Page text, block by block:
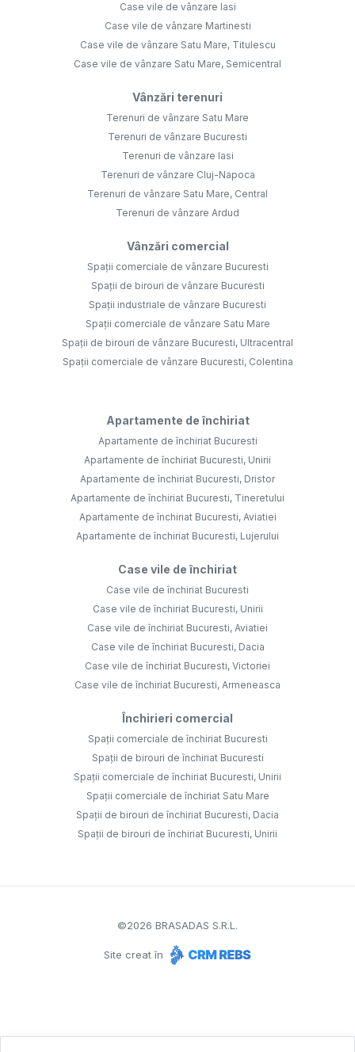
Case vile de vânzare Iasi
Case vile de vânzare Martinesti
Case vile de vânzare Satu Mare, Titulescu
Case vile de vânzare Satu Mare, Semicentral
Vânzări terenuri
Terenuri de vânzare Satu Mare
Terenuri de vânzare Bucuresti
Terenuri de vânzare Iasi
Terenuri de vânzare Cluj-Napoca
Terenuri de vânzare Satu Mare, Central
Terenuri de vânzare Ardud
Vânzări comercial
Spații comerciale de vânzare Bucuresti
Spații de birouri de vânzare Bucuresti
Spații industriale de vânzare Bucuresti
Spații comerciale de vânzare Satu Mare
Spații de birouri de vânzare Bucuresti, Ultracentral
Spații comerciale de vânzare Bucuresti, Colentina
Apartamente de închiriat
Apartamente de închiriat Bucuresti
Apartamente de închiriat Bucuresti, Unirii
Apartamente de închiriat Bucuresti, Dristor
Apartamente de închiriat Bucuresti, Tineretului
Apartamente de închiriat Bucuresti, Aviatiei
Apartamente de închiriat Bucuresti, Lujerului
Case vile de închiriat
Case vile de închiriat Bucuresti
Case vile de închiriat Bucuresti, Unirii
Case vile de închiriat Bucuresti, Aviatiei
Case vile de închiriat Bucuresti, Dacia
Case vile de închiriat Bucuresti, Victoriei
Case vile de închiriat Bucuresti, Armeneasca
Închirieri comercial
Spații comerciale de închiriat Bucuresti
Spații de birouri de închiriat Bucuresti
Spații comerciale de închiriat Bucuresti, Unirii
Spații comerciale de închiriat Satu Mare
Spații de birouri de închiriat Bucuresti, Dacia
Spații de birouri de închiriat Bucuresti, Unirii
©2026 BRASADAS S.R.L.
Site creat în